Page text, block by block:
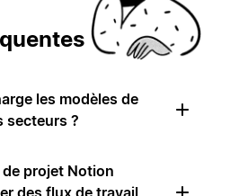
les modèles de
secteurs ?
projet Notion